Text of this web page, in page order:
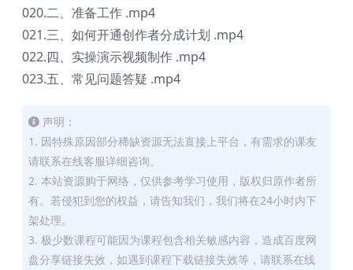
020.二、准备工作 .mp4
021.三、如何开通创作者分成计划 .mp4
022.四、实操演示视频制作 .mp4
023.五、常见问题答疑 .mp4
声明：
1. 因特殊原因部分稀缺资源无法直接上平台，有需求的课友
请联系在线客服详细咨询。
2. 本站资源购于网络，仅供参考学习使用，版权归原作者所
有。若侵犯到您的权益，请告知我们，我们将在24小时内下
架处理。
3. 极少数课程可能因为课程包含相关敏感内容，造成百度网
盘分享链接失效，如遇到课程下载链接失效等，请联系在线